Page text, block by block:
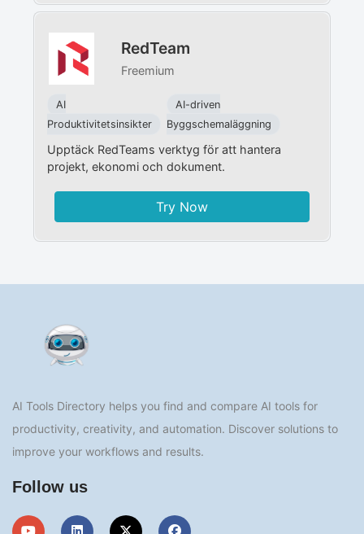
RedTeam
Freemium
AI
Produktivitetsinsikter
AI-driven
Byggschemaläggning
Upptäck RedTeams verktyg för att hantera
projekt, ekonomi och dokument.
Try Now
AI Tools Directory helps you find and compare AI tools for
productivity, creativity, and automation. Discover solutions to
improve your workflows and results.
Follow us